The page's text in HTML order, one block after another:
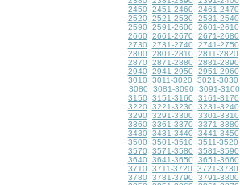
2450
2451-2460 2461-2470
2520
2521-2530 2531-2540
2590
2591-2600 2601-2610
2660
2661-2670 2671-2680
2730
2731-2740 2741-2750
2800
2801-2810 2811-2820
2870
2871-2880 2881-2890
2940
2941-2950 2951-2960
3010
3011-3020 3021-3030
3080
3081-3090 3091-3100
3150
3151-3160 3161-3170
3220
3221-3230 3231-3240
3290
3291-3300 3301-3310
3360
3361-3370 3371-3380
3430
3431-3440 3441-3450
3500
3501-3510 3511-3520
3570
3571-3580 3581-3590
3640
3641-3650 3651-3660
3710
3711-3720 3721-3730
3780
3781-3790 3791-3800